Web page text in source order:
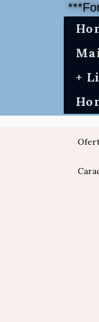
+